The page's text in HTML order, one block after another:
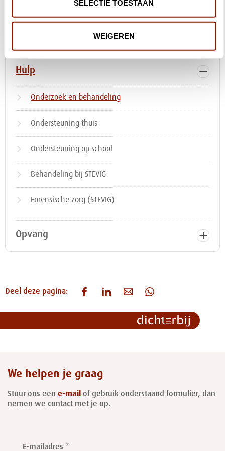
SELECTIE TOESTAAN
WEIGEREN
Dagbesteding en werk
Hulp
Onderzoek en behandeling
Ondersteuning thuis
Ondersteuning op school
Behandeling bij STEVIG
Forensische zorg (STEVIG)
Opvang
Deel deze pagina:
We helpen je graag
Stuur ons een e-mail of gebruik onderstaand formulier, dan
nemen we contact met je op.
this
E-mailadres